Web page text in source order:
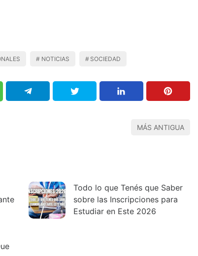
NOTICIAS SOCIEDAD
MÁS ANTIGUA
Todo lo que Tenés que Saber
sobre las Inscripciones para
Estudiar en Este 2026